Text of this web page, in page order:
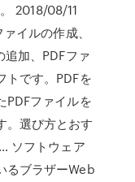
2018/08/11
イルの作成、
追加、PDFファ
トです。PDFを
PDFファイルを
。選び方とおす
ソフトウェア
るブラザーWeb